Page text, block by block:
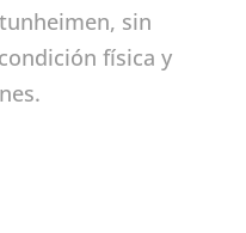
sin
física y